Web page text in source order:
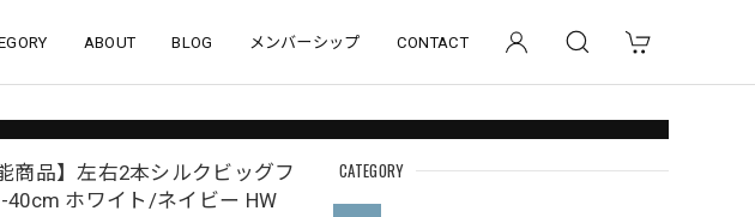
ABOUT BLOG メンバーシップ CONTACT
CATEGORY
商品】左右2本シルクビッグフ
40cm ホワイト/ネイビー HW